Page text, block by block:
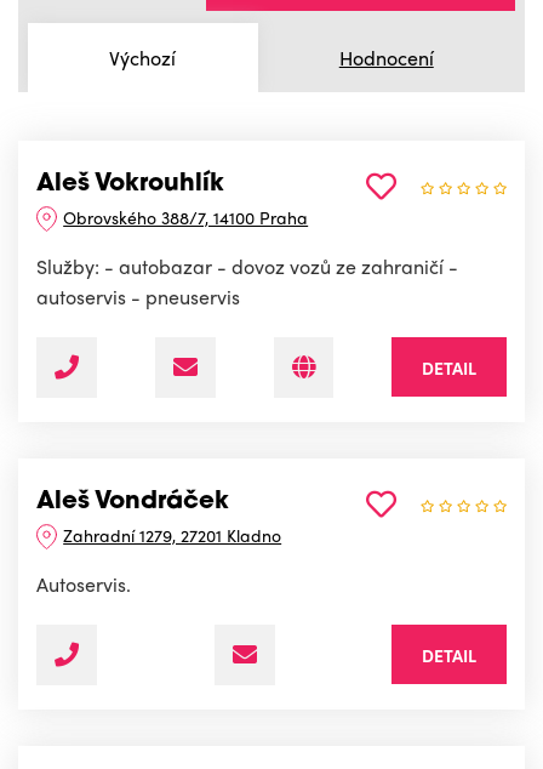
Výchozí Hodnocení
Aleš Vokrouhlík
Obrovského 388/7, 14100 Praha
Služby: - autobazar - dovoz vozů ze zahraničí -
autoservis - pneuservis
DETAIL
Aleš Vondráček
Zahradní 1279, 27201 Kladno
Autoservis.
DETAIL